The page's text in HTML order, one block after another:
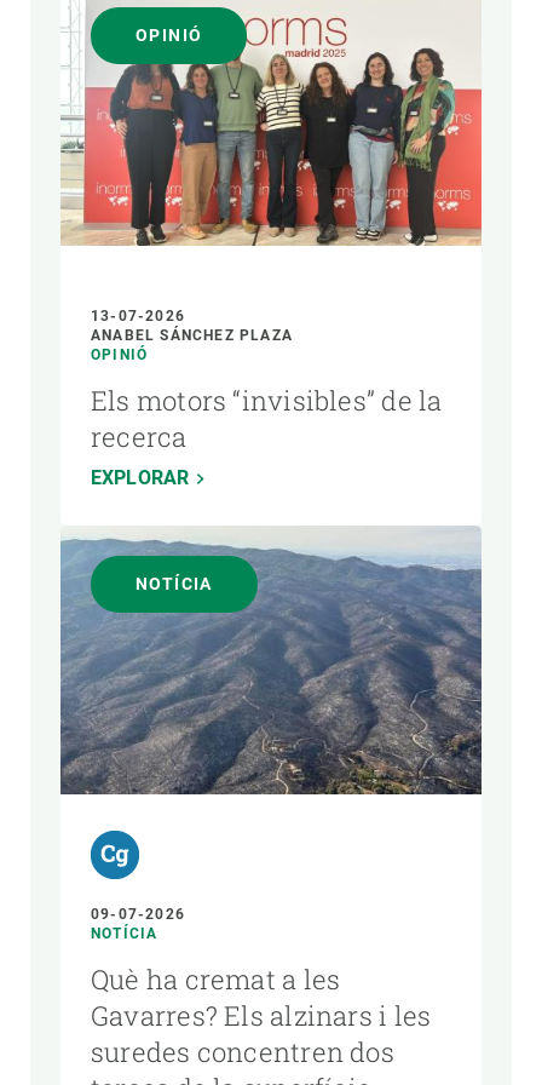
OPINIÓ
13-07-2026
ANABEL SÁNCHEZ PLAZA
OPINIÓ
Els motors “invisibles” de la
recerca
EXPLORAR
NOTÍCIA
09-07-2026
NOTÍCIA
Què ha cremat a les
Gavarres? Els alzinars i les
suredes concentren dos